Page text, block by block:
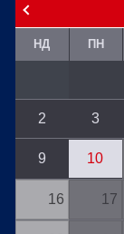
НД ПН
2 3
9 10
16 17